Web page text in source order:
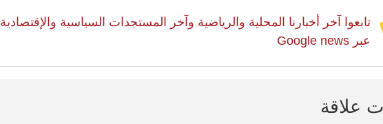
تابعوا آخر أخبارنا المحلية والرياضية وآخر المستجدات السياسية والإقتصادية
عبر Google news
علاقة